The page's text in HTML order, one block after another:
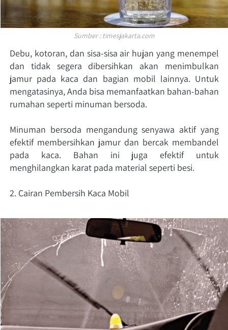
Sumber : timesjakarta.com
Debu, kotoran, dan sisa-sisa air hujan yang menempel
dan tidak segera dibersihkan akan menimbulkan
jamur pada kaca dan bagian mobil lainnya. Untuk
mengatasinya, Anda bisa memanfaatkan bahan-bahan
rumahan seperti minuman bersoda.
Minuman bersoda mengandung senyawa aktif yang
efektif membersihkan jamur dan bercak membandel
pada kaca. Bahan ini juga efektif untuk
menghilangkan karat pada material seperti besi.
2. Cairan Pembersih Kaca Mobil